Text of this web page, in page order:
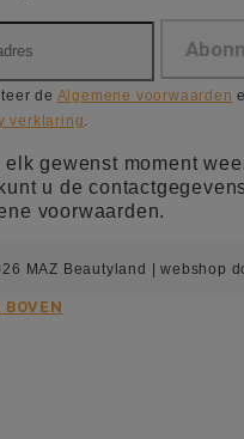
de Algemene voorwaarden
verklaring
elk gewenst moment
u de
voorwaarden.
MAZ Beautyland | webshop
BOVEN